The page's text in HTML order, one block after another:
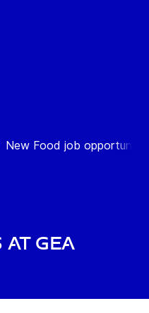
New Food job
GEA